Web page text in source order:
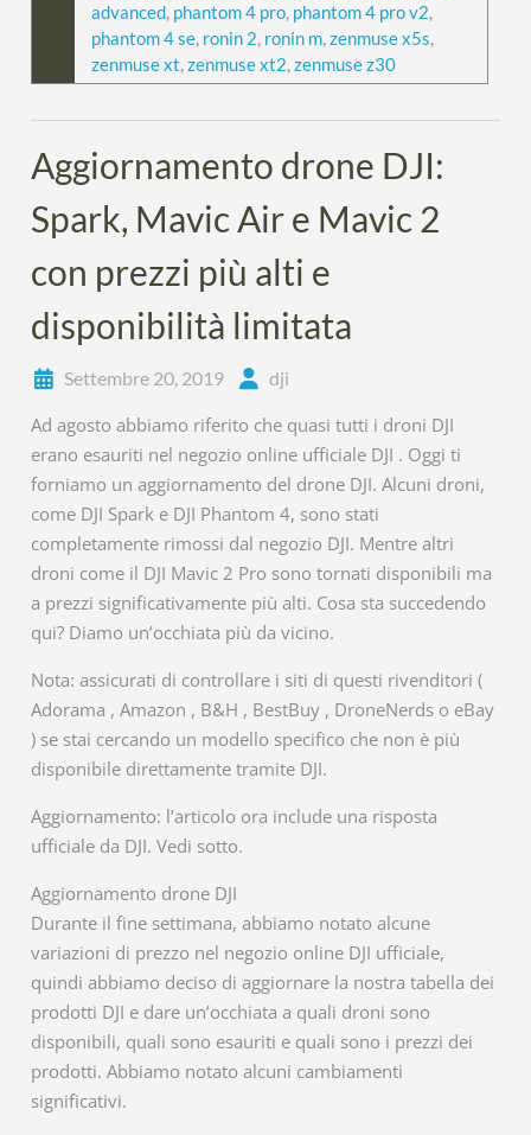
advanced, phantom 4 pro, phantom 4 pro v2,
phantom 4 se, ronin 2, ronin m,zenmuse x5s,
zenmuse xt,zenmuse xt2,zenmuse z30
Aggiornamento drone DJI:
Spark, Mavic Air e Mavic 2
con prezzi più alti e
disponibilità limitata
Settembre 20, 2019 dji
Ad agosto abbiamo riferito che quasi tutti i droni DJI
erano esauriti nel negozio online ufficiale DJI . Oggi ti
forniamo un aggiornamento del drone DJI. Alcuni droni,
come DJI Spark e DJI Phantom 4, sono stati
completamente rimossi dal negozio DJI. Mentre altri
droni come il DJI Mavic 2 Pro sono tornati disponibili ma
a prezzi significativamente più alti. Cosa sta succedendo
qui? Diamo un’occhiata più da vicino.
Nota: assicurati di controllare i siti di questi rivenditori (
Adorama , Amazon , B&H , BestBuy , DroneNerds o eBay
) se stai cercando un modello specifico che non è più
disponibile direttamente tramite DJI.
Aggiornamento: l’articolo ora include una risposta
ufficiale da DJI. Vedi sotto.
Aggiornamento drone DJI
Durante il fine settimana, abbiamo notato alcune
variazioni di prezzo nel negozio online DJI ufficiale,
quindi abbiamo deciso di aggiornare la nostra tabella dei
prodotti DJI e dare un’occhiata a quali droni sono
disponibili, quali sono esauriti e quali sono i prezzi dei
prodotti. Abbiamo notato alcuni cambiamenti
significativi.